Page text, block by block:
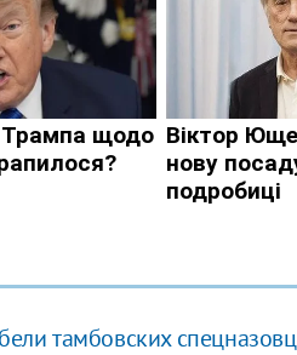
тамбовских